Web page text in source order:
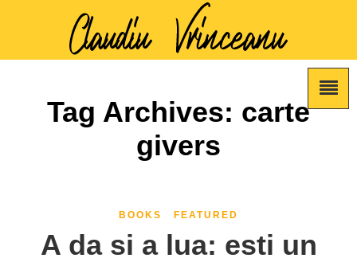
Tag Archives: carte
givers
BOOKS FEATURED
A da si a lua: esti un